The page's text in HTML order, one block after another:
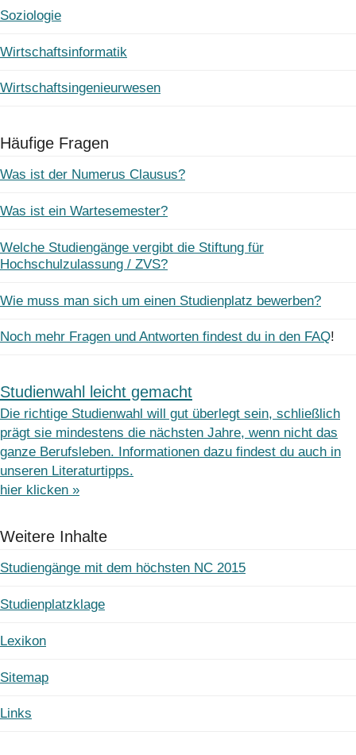
Soziologie
Wirtschaftsinformatik
Wirtschaftsingenieurwesen
Häufige Fragen
Was ist der Numerus Clausus?
Was ist ein Wartesemester?
Welche Studiengänge vergibt die Stiftung für
Hochschulzulassung / ZVS?
Wie muss man sich um einen Studienplatz bewerben?
Noch mehr Fragen und Antworten findest du in den FAQ!
Studienwahl leicht gemacht
Die richtige Studienwahl will gut überlegt sein, schließlich
prägt sie mindestens die nächsten Jahre, wenn nicht das
ganze Berufsleben. Informationen dazu findest du auch in
unseren Literaturtipps.
hier klicken »
Weitere Inhalte
Studiengänge mit dem höchsten NC 2015
Studienplatzklage
Lexikon
Sitemap
Links